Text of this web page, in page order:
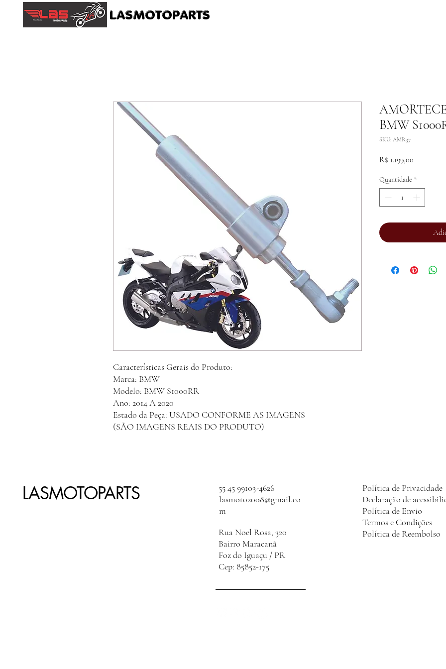
LASMOTOPARTS
Características Gerais do Produto:
Marca: BMW
Modelo: BMW S1000RR
Ano: 2014 A 2020
Estado da Peça: USADO CONFORME AS IMAGENS
(SÃO IMAGENS REAIS DO PRODUTO)
BMW
SKU: AMR37
R$ 1.199,00
Quantidade *
LASMOTOPARTS
55 45 99103-4626
lasmoto2008@gmail.co
m
Rua Noel Rosa, 320
Bairro Maracanã
Foz do Iguaçu / PR
Cep: 85852-175
Política de Privacidade
Declaração de
Política de Envio
Termos e Condições
Política de Reembolso